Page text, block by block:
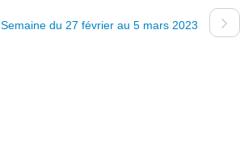
Semaine du 27 février au 5 mars 2023